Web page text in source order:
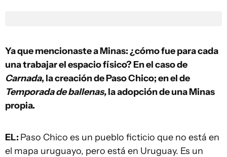
Ya que mencionaste a Minas: ¿cómo fue para cada
una trabajar el espacio físico? En el caso de
Carnada, la creación de Paso Chico; en el de
Temporada de ballenas,la adopción de una Minas
propia.
EL: Paso Chico es un pueblo ficticio que no está en
el mapa uruguayo, pero está en Uruguay. Es un